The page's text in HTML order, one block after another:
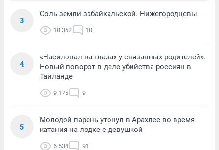
3
Соль земли забайкальской. Нижегородцевы
18 362 10
4
«Насиловал на глазах у связанных родителей».
Новый поворот в деле убийства россиян в
Таиланде
9 175 9
5
Молодой парень утонул в Арахлее во время
катания на лодке с девушкой
6 534 91